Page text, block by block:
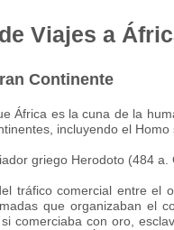
Viajes a
Continente
África es la cuna de la
incluyendo el
griego Herodoto (484
tráfico comercial entre el
que organizaban el
si comerciaba con oro,